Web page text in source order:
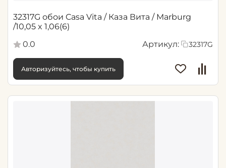
32317G обои Casa Vita / Каза Вита / Marburg
/10,05 x 1,06(6)
0.0
Артикул: 32317G
Авторизуйтесь, чтобы купить